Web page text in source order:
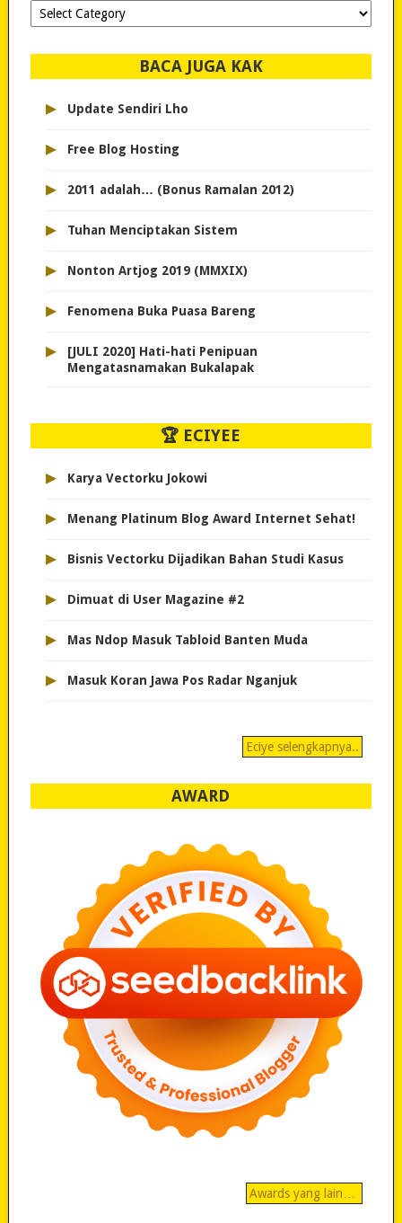
Dipilih-
dipilih..
BACA JUGA KAK
▸ Update Sendiri Lho
▸ Free Blog Hosting
▸ 2011 adalah… (Bonus Ramalan 2012)
▸ Tuhan Menciptakan Sistem
▸ Nonton Artjog 2019 (MMXIX)
▸ Fenomena Buka Puasa Bareng
▸
[JULI 2020] Hati-hati Penipuan
Mengatasnamakan Bukalapak
🏆 ECIYEE
▸ Karya Vectorku Jokowi
▸ Menang Platinum Blog Award Internet Sehat!
▸ Bisnis Vectorku Dijadikan Bahan Studi Kasus
▸ Dimuat di User Magazine #2
▸ Mas Ndop Masuk Tabloid Banten Muda
▸ Masuk Koran Jawa Pos Radar Nganjuk
Eciye selengkapnya..
AWARD
Awards yang lain…